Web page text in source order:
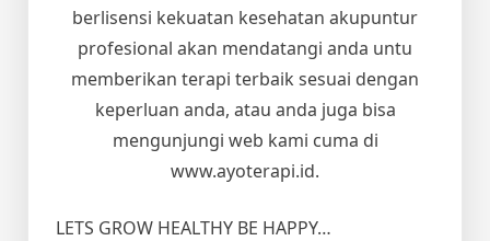
berlisensi kekuatan kesehatan akupuntur
profesional akan mendatangi anda untu
memberikan terapi terbaik sesuai dengan
keperluan anda, atau anda juga bisa
mengunjungi web kami cuma di
www.ayoterapi.id.
LETS GROW HEALTHY BE HAPPY…